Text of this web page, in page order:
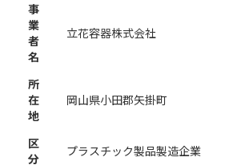
事
業
者
名
立花容器株式会社
所
在
地
岡山県小田郡矢掛町
区
分
プラスチック製品製造企業